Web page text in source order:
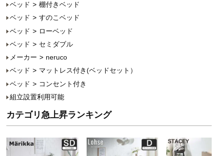
ベッド
棚付きベッド
ベッド
すのこベッド
ベッド
ローベッド
ベッド
セミダブル
メーカー
neruco
ベッド
マットレス付き(ベッドセット）
ベッド
コンセント付き
組立設置利用可能
カテゴリ急上昇ランキング